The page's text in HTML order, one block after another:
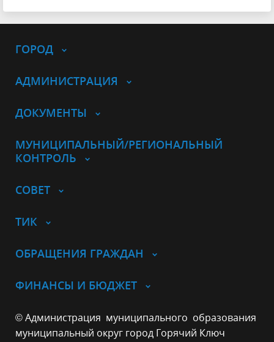
ГОРОД
АДМИНИСТРАЦИЯ
ДОКУМЕНТЫ
МУНИЦИПАЛЬНЫЙ/РЕГИОНАЛЬНЫЙ
КОНТРОЛЬ
СОВЕТ
ТИК
ОБРАЩЕНИЯ ГРАЖДАН
ФИНАНСЫ И БЮДЖЕТ
© Администрация муниципального образования
муниципальный округ город Горячий Ключ